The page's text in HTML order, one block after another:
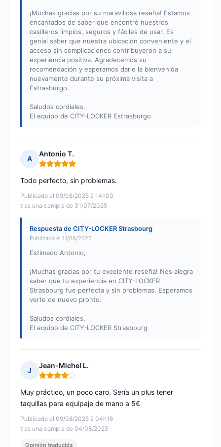
¡Muchas gracias por su maravillosa reseña! Estamos
encantados de saber que encontró nuestros
casilleros limpios, seguros y fáciles de usar. Es
genial saber que nuestra ubicación conveniente y el
acceso sin complicaciones contribuyeron a su
experiencia positiva. Agradecemos su
recomendación y esperamos darle la bienvenida
nuevamente durante su próxima visita a
Estrasburgo.
Saludos cordiales,
El equipo de CITY-LOCKER Estrasburgo
A
Antonio T.
Nota: 5 de 5
Publicado el 09/08/2025 à 14h00
tras una compra de 31/07/2025
Todo perfecto, sin problemas.
Respuesta de CITY-LOCKER Strasbourg
Publicada el 11/08/2025
Estimado Antonio,
¡Muchas gracias por tu excelente reseña! Nos alegra
saber que tu experiencia en CITY-LOCKER
Strasbourg fue perfecta y sin problemas. Esperamos
verte de nuevo pronto.
Saludos cordiales,
El equipo de CITY-LOCKER Strasbourg
J
Jean-Michel L.
Nota: 4 de 5
Publicado el 09/08/2025 à 04h16
tras una compra de 04/08/2025
Muy práctico, un poco caro. Sería un plus tener
taquillas para equipaje de mano a 5€
Opinión traducida